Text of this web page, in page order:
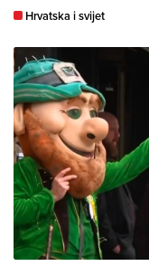
Hrvatska i svijet